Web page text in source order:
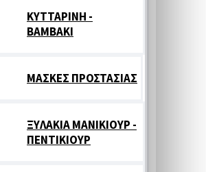
ΚΥΤΤΑΡΙΝΗ -
ΒΑΜΒΑΚΙ
ΜΑΣΚΕΣ ΠΡΟΣΤΑΣΙΑΣ
ΞΥΛΑΚΙΑ ΜΑΝΙΚΙΟΥΡ -
ΠΕΝΤΙΚΙΟΥΡ